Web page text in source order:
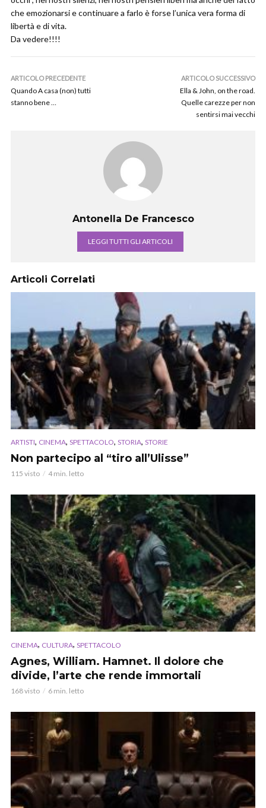
che emozionarsi e continuare a farlo è forse l’unica vera forma di
libertà e di vita.
Da vedere!!!!
ARTICOLO PRECEDENTE
Quando A casa (non) tutti
stanno bene …
ARTICOLO SUCCESSIVO
Ella & John, on the road.
Quelle carezze per non
sentirsi mai vecchi
Antonella De Francesco
LEGGI TUTTI GLI ARTICOLI
Articoli Correlati
ARTISTI, CINEMA, SPETTACOLO, STORIA, STORIE
Non partecipo al “tiro all’Ulisse”
115 visto 4 min. letto
CINEMA, CULTURA, SPETTACOLO
Agnes, William. Hamnet. Il dolore che
divide, l’arte che rende immortali
168 visto 6 min. letto